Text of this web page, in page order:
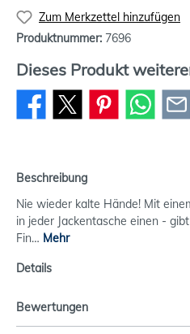
Zum Merkzettel hinzufügen
Produktnummer: 7696
Dieses Produkt
Beschreibung
Nie wieder kalte Hände! Mit
in jeder Jackentasche einen -
Fin… Mehr
Details
Bewertungen